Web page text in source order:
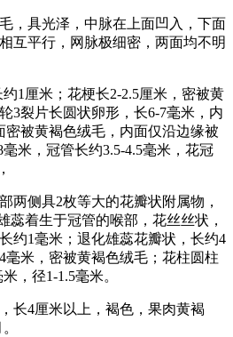
，具光泽，中脉在上面凹入，下面
互平行，网脉极细密，两面均不明
1厘米；花梗长2-2.5厘米，密被黄
3裂片长圆状卵形，长6-7毫米，内
密被黄褐色绒毛，内面仅沿边缘被
米，冠管长约3.5-4.5毫米，花冠
两侧具2枚等大的花瓣状附属物，
蕊着生于冠管的喉部，花丝丝状，
约1毫米；退化雄蕊花瓣状，长约4
毫米，密被黄褐色绒毛；花柱圆柱
，径1-1.5毫米。
长4厘米以上，褐色，果肉黄褐